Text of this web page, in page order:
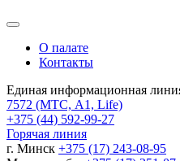
О палате
Контакты
Единая информационная
7572 (МТС, A1, Life)
+375 (44) 592-99-27
Горячая линия
г. Минск +375 (17) 243-08-95